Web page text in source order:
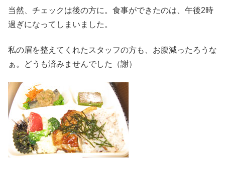
当然、チェックは後の方に。食事ができたのは、午後2時
過ぎになってしまいました。
私の眉を整えてくれたスタッフの方も、お腹減ったろうな
ぁ。どうも済みませんでした（謝）